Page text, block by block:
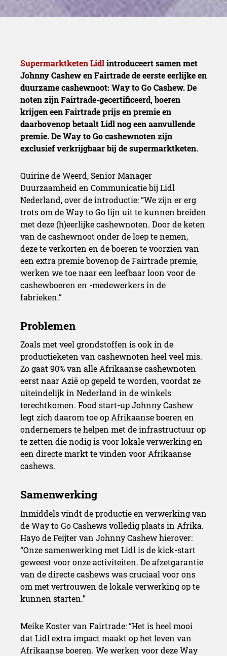
Supermarktketen Lidlintroduceert samen met
Johnny Cashew en Fairtrade de eerste eerlijke en
duurzame cashewnoot: Way to Go Cashew. De
noten zijn Fairtrade-gecertificeerd, boeren
krijgen een Fairtrade prijs en premie en
daarbovenop betaalt Lidl nog een aanvullende
premie. De Way to Go cashewnoten zijn
exclusief verkrijgbaar bij de supermarktketen.
Quirine de Weerd, Senior Manager
Duurzaamheid en Communicatie bij Lidl
Nederland, over de introductie: “We zijn er erg
trots om de Way to Go lijn uit te kunnen breiden
met deze (h)eerlijke cashewnoten. Door de keten
van de cashewnoot onder de loep te nemen,
deze te verkorten en de boeren te voorzien van
een extra premie bovenop de Fairtrade premie,
werken we toe naar een leefbaar loon voor de
cashewboeren en -medewerkers in de
fabrieken.”
Zoals met veel grondstoffen is ook in de
productieketen van cashewnoten heel veel mis.
Zo gaat 90% van alle Afrikaanse cashewnoten
eerst naar Azië op gepeld te worden, voordat ze
uiteindelijk in Nederland in de winkels
terechtkomen. Food start-up Johnny Cashew
legt zich daarom toe op Afrikaanse boeren en
ondernemers te helpen met de infrastructuur op
te zetten die nodig is voor lokale verwerking en
een directe markt te vinden voor Afrikaanse
cashews.
Inmiddels vindt de productie en verwerking van
de Way to Go Cashews volledig plaats in Afrika.
Hayo de Feijter van Johnny Cashew hierover:
“Onze samenwerking met Lidl is de kick-start
geweest voor onze activiteiten. De afzetgarantie
van de directe cashews was cruciaal voor ons
om met vertrouwen de lokale verwerking op te
kunnen starten.”
Meike Koster van Fairtrade: “Het is heel mooi
dat Lidl extra impact maakt op het leven van
Afrikaanse boeren. We werken voor deze Way